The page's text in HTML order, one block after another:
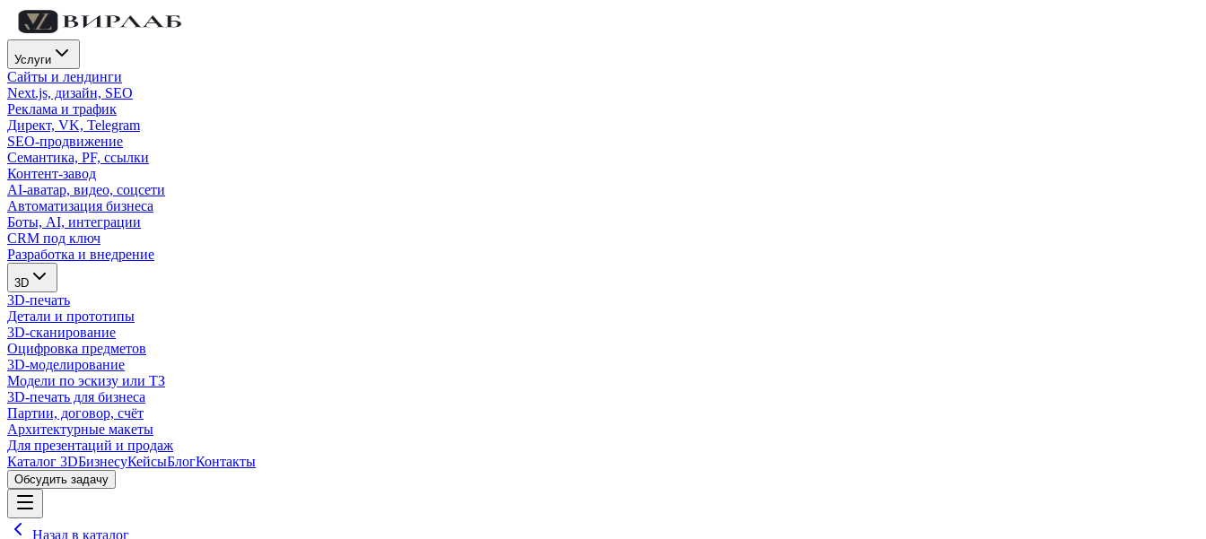
Услуги
Сайты и лендинги
Next.js, дизайн, SEO
Реклама и трафик
Директ, VK, Telegram
SEO-продвижение
Семантика, PF, ссылки
Контент-завод
AI-аватар, видео, соцсети
Автоматизация бизнеса
Боты, AI, интеграции
CRM под ключ
Разработка и внедрение
3D
3D-печать
Детали и прототипы
3D-сканирование
Оцифровка предметов
3D-моделирование
Модели по эскизу или ТЗ
3D-печать для бизнеса
Партии, договор, счёт
Архитектурные макеты
Для презентаций и продаж
Каталог 3DБизнесуКейсыБлогКонтакты
Обсудить задачу
Назад в каталог